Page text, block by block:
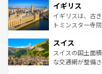
いる。シャンパ
香り高いラベン
らに、パリ以外
れる地方に足を
きる
を参照してほし
顔を持つこの国
ルリンの文化的
してライン川沿
は、お酒好きな人には
ドイツ情報はコ
イギリス
イギリスは、古
トミンスター寺
リアごとに異な
ティー、ビール
戦など、本場だ
スイス
スイスの国土面
な交通網が整備